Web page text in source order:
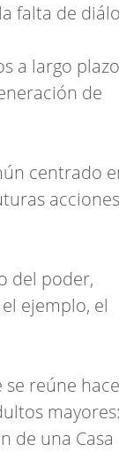
falta de
a largo
de
centrado
acciones
del poder,
ejemplo, el
reúne hace
mayores:
de una Casa